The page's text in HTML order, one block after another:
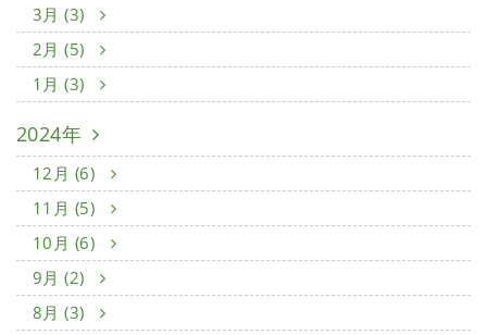
3月 (3)
2月 (5)
1月 (3)
2024年
12月 (6)
11月 (5)
10月 (6)
9月 (2)
8月 (3)